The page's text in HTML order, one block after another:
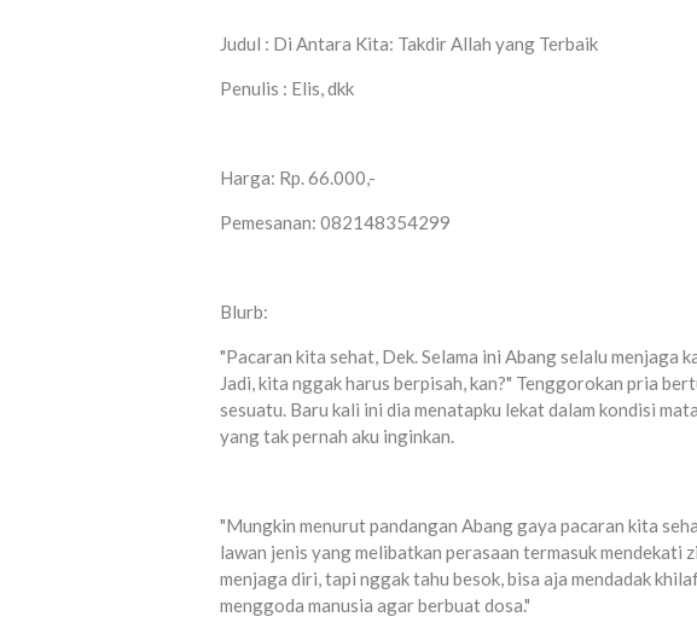
Judul : Di Antara Kita: Takdir Allah yang Terbaik
Penulis : Elis, dkk
Harga: Rp. 66.000,-
Pemesanan: 082148354299
Blurb:
"Pacaran kita sehat, Dek. Selama ini Abang selalu menjaga
Jadi, kita nggak harus berpisah, kan?" Tenggorokan pria
sesuatu. Baru kali ini dia menatapku lekat dalam kondisi
yang tak pernah aku inginkan.
"Mungkin menurut pandangan Abang gaya pacaran kita
lawan jenis yang melibatkan perasaan termasuk mendekati
menjaga diri, tapi nggak tahu besok, bisa aja mendadak
menggoda manusia agar berbuat dosa."